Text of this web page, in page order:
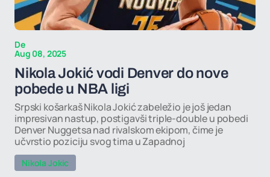
De
Aug 08, 2025
Nikola Jokić vodi Denver do nove
pobede u NBA ligi
Srpski košarkaš Nikola Jokić zabeležio je još jedan
impresivan nastup, postigavši triple-double u pobedi
Denver Nuggetsa nad rivalskom ekipom, čime je
učvrstio poziciju svog tima u Zapadnoj
Nikola Jokic